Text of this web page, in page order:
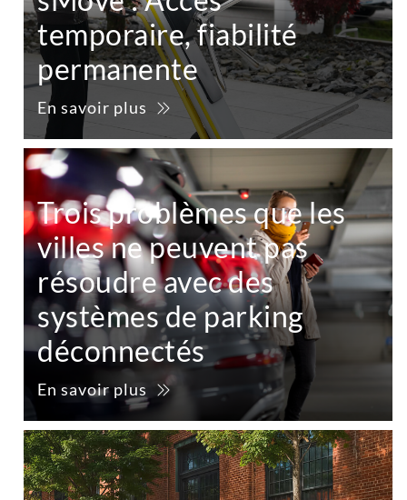
temporaire, fiabilité
permanente
En savoir plus
Trois problèmes que les
villes ne peuvent pas
résoudre avec des
systèmes de parking
déconnectés
En savoir plus